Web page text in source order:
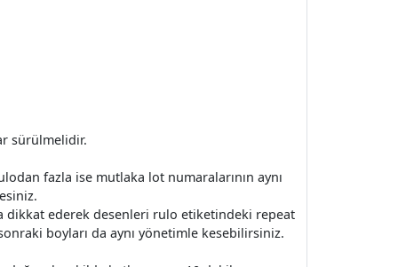
sürülmelidir.
fazla ise mutlaka lot numaralarının aynı
dikkat ederek desenleri rulo etiketindeki repeat
boyları da aynı yönetimle kesebilirsiniz.